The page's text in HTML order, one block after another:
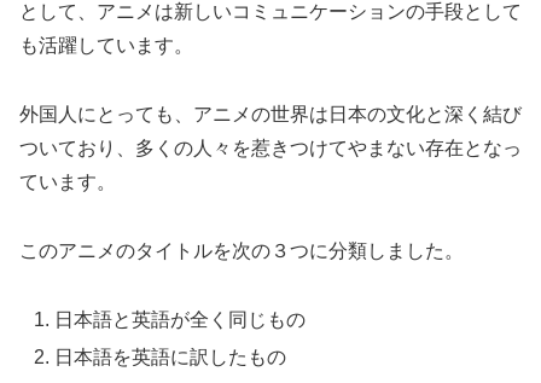
として、アニメは新しいコミュニケーションの手段として
も活躍しています。
外国人にとっても、アニメの世界は日本の文化と深く結び
ついており、多くの人々を惹きつけてやまない存在となっ
ています。
このアニメのタイトルを次の３つに分類しました。
日本語と英語が全く同じもの
日本語を英語に訳したもの